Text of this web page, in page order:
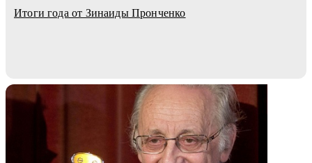
Итоги года от Зинаиды Пронченко